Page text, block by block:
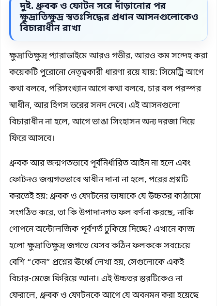
দুই. ধ্রুবক ও ফোটন সরে দাঁড়ানোর পর
ক্ষুদ্রাতিক্ষুদ্র স্বতঃসিদ্ধের প্রধান আসনগুলোকেও
বিচারাধীন রাখা
ক্ষুদ্রাতিক্ষুদ্র প্যারাডাইমে আরও গভীর, আরও কম সন্দেহ করা
কয়েকটি পুরোনো নেতৃত্বকারী ধারণা রয়ে যায়: সিমেট্রি আগে
কথা বলবে, পরিসংখ্যান আগে কথা বলবে, চার বল পরস্পর
স্বাধীন, আর হিগস ভরের সনদ দেবে। এই আসনগুলো
বিচারাধীন না হলে, আগে ভাঙা সিংহাসন অন্য দরজা দিয়ে
ফিরে আসবে।
ধ্রুবক আর জন্মগতভাবে পূর্বনির্ধারিত আইন না হলে এবং
ফোটনও জন্মগতভাবে স্বাধীন দানা না হলে, পরের প্রশ্নটি
করতেই হয়: ধ্রুবক ও ফোটনের ভাষাকে যে উচ্চতর কাঠামো
সংগঠিত করে, তা কি উপাদানগত ফল বর্ণনা করছে, নাকি
গোপনে অন্টোলজিক পূর্বশর্ত ঢুকিয়ে দিচ্ছে? এখানে কাজ
হলো ক্ষুদ্রাতিক্ষুদ্র জগতে যেসব কঠিন ফলককে সবচেয়ে
বেশি “কেন” প্রশ্নের ঊর্ধ্বে লেখা হয়, সেগুলোকে একই
বিচার-মেজে ফিরিয়ে আনা। এই উচ্চতর স্তরটিকেও না
ফেরালে, ধ্রুবক ও ফোটনকে আগে যে অবনমন করা হয়েছে